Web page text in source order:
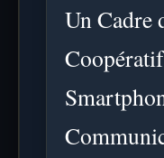
significatifs.
Un Cadre